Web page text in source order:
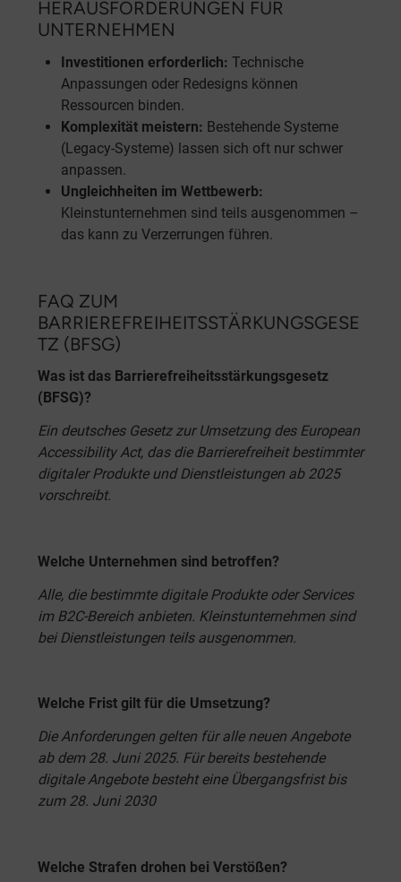
HERAUSFORDERUNGEN FÜR
UNTERNEHMEN
Investitionen erforderlich: Technische
Anpassungen oder Redesigns können
Ressourcen binden.
Komplexität meistern: Bestehende Systeme
(Legacy-Systeme) lassen sich oft nur schwer
anpassen.
Ungleichheiten im Wettbewerb:
Kleinstunternehmen sind teils ausgenommen –
das kann zu Verzerrungen führen.
FAQ ZUM
BARRIEREFREIHEITSSTÄRKUNGSGESE
TZ (BFSG)
Was ist das Barrierefreiheitsstärkungsgesetz
(BFSG)?
Ein deutsches Gesetz zur Umsetzung des European
Accessibility Act, das die Barrierefreiheit bestimmter
digitaler Produkte und Dienstleistungen ab 2025
vorschreibt.
Welche Unternehmen sind betroffen?
Alle, die bestimmte digitale Produkte oder Services
im B2C-Bereich anbieten. Kleinstunternehmen sind
bei Dienstleistungen teils ausgenommen.
Welche Frist gilt für die Umsetzung?
Die Anforderungen gelten für alle neuen Angebote
ab dem 28. Juni 2025. Für bereits bestehende
digitale Angebote besteht eine Übergangsfrist bis
zum 28. Juni 2030
Welche Strafen drohen bei Verstößen?